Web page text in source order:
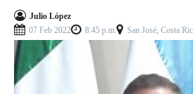
Julio López
07 Feb 2022
8:45 p.m. San José, Costa